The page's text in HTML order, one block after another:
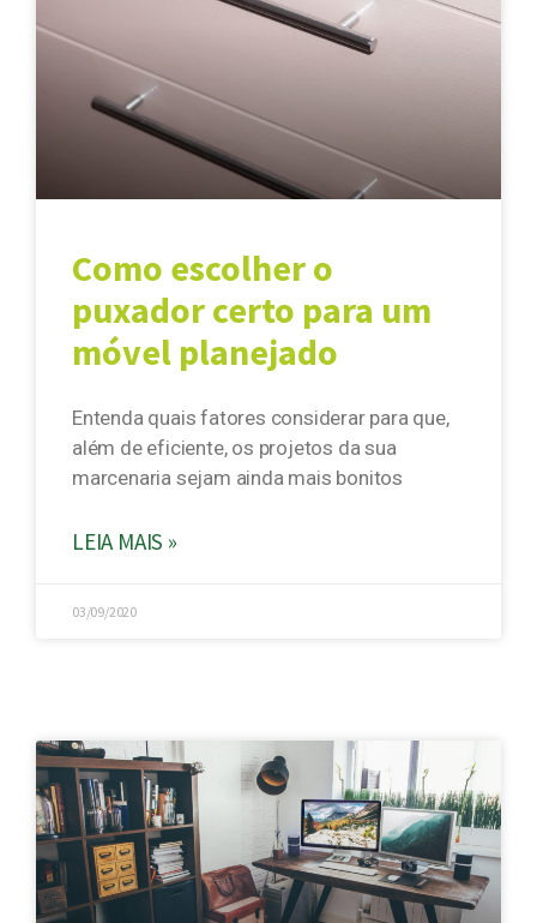
Como escolher o
puxador certo para um
móvel planejado
Entenda quais fatores considerar para que,
além de eficiente, os projetos da sua
marcenaria sejam ainda mais bonitos
LEIA MAIS »
03/09/2020